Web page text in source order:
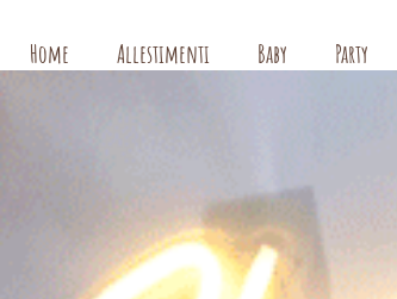
Home Allestimenti Baby Party